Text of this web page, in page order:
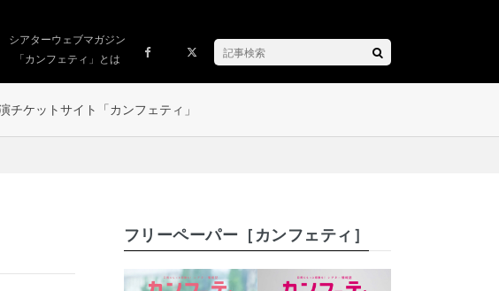
シアターウェブマガジン
「カンフェティ」とは
チケットサイト「カンフェティ」
フリーペーパー［カンフェティ］